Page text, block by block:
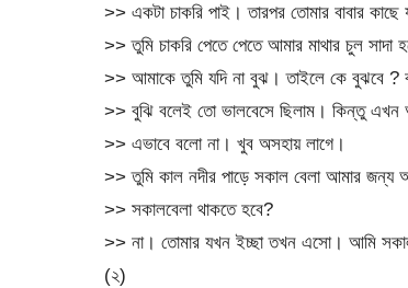
>> একটা চাকরি পাই। তারপর তোমার বাবার কাছে
>> তুমি চাকরি পেতে পেতে আমার মাথার চুল সাদা
>> আমাকে তুমি যদি না বুঝ। তাইলে কে বুঝবে ?
>> বুঝি বলেই তো ভালবেসে ছিলাম। কিন্তু এখন
>> এভাবে বলো না। খুব অসহায় লাগে।
>> তুমি কাল নদীর পাড়ে সকাল বেলা আমার জন্য
>> সকালবেলা থাকতে হবে?
>> না। তোমার যখন ইচ্ছা তখন এসো। আমি
(২)